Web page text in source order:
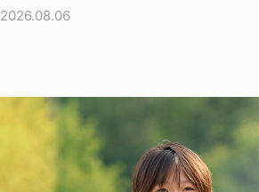
2026.08.06